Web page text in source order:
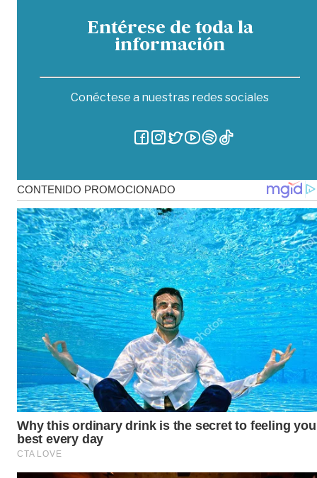
Entérese de toda la
información
Conéctese a nuestras redes sociales